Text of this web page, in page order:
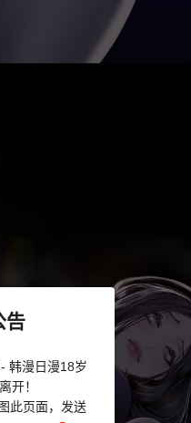
告
韩漫日漫18岁
开！
此页面，发送